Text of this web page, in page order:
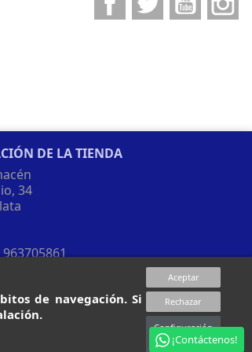
de navegación. Si
Aceptar
Rechazar
Configuración
sobre cookies
¡Contáctenos!
DE LA TIENDA
34
963705861